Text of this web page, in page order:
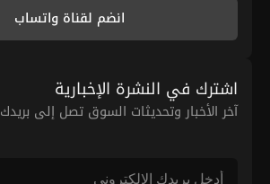
انضم لقناة واتساب
اشترك في النشرة الإخبارية
آخر الأخبار وتحديثات السوق تصل إلى بريدك